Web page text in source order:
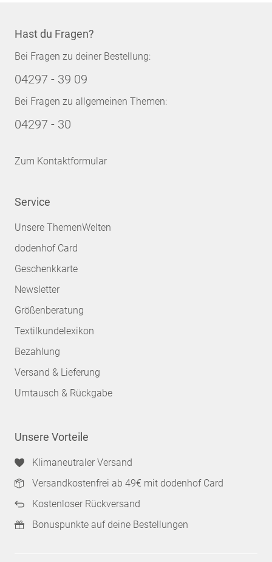
Hast du Fragen?
Bei Fragen zu deiner Bestellung:
04297 - 39 09
Bei Fragen zu allgemeinen Themen:
04297 - 30
Zum Kontaktformular
Service
Unsere ThemenWelten
dodenhof Card
Geschenkkarte
Newsletter
Größenberatung
Textilkundelexikon
Bezahlung
Versand & Lieferung
Umtausch & Rückgabe
Unsere Vorteile
Klimaneutraler Versand
Versandkostenfrei ab 49€ mit dodenhof Card
Kostenloser Rückversand
Bonuspunkte auf deine Bestellungen